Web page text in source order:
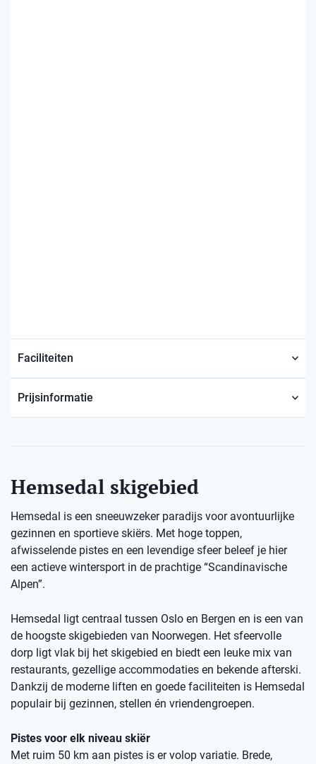
Faciliteiten
Prijsinformatie
Hemsedal skigebied
Hemsedal is een sneeuwzeker paradijs voor avontuurlijke
gezinnen en sportieve skiërs. Met hoge toppen,
afwisselende pistes en een levendige sfeer beleef je hier
een actieve wintersport in de prachtige “Scandinavische
Alpen”.
Hemsedal ligt centraal tussen Oslo en Bergen en is een van
de hoogste skigebieden van Noorwegen. Het sfeervolle
dorp ligt vlak bij het skigebied en biedt een leuke mix van
restaurants, gezellige accommodaties en bekende afterski.
Dankzij de moderne liften en goede faciliteiten is Hemsedal
populair bij gezinnen, stellen én vriendengroepen.
Pistes voor elk niveau skiër
Met ruim 50 km aan pistes is er volop variatie. Brede,